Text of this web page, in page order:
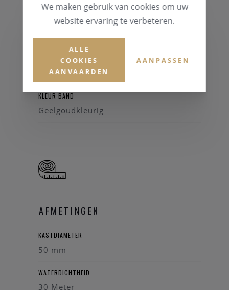
Saffierglas
HORLOGEBAND
Staal
KLEUR BAND
Geelgoudkleurig
AFMETINGEN
KASTDIAMETER
50 mm
WATERDICHTHEID
30 Meter
We maken gebruik van cookies om uw
website ervaring te verbeteren.
ALLE
COOKIES
AANVAARDEN
AANPASSEN